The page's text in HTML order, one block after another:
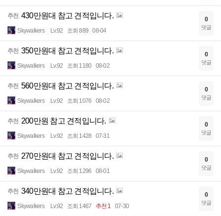
추천 430만원대 참고 견적입니다.
Skywalkers Lv.92 조회 889 08-04
0
댓글
추천 350만원대 참고 견적입니다.
Skywalkers Lv.92 조회 1180 08-02
0
댓글
추천 560만원대 참고 견적입니다.
Skywalkers Lv.92 조회 1076 08-02
0
댓글
추천 200만원 참고 견적입니다.
Skywalkers Lv.92 조회 1428 07-31
0
댓글
추천 270만원대 참고 견적입니다.
Skywalkers Lv.92 조회 1296 08-01
0
댓글
추천 340만원대 참고 견적입니다.
Skywalkers Lv.92 조회 1467 추천 1 07-30
0
댓글